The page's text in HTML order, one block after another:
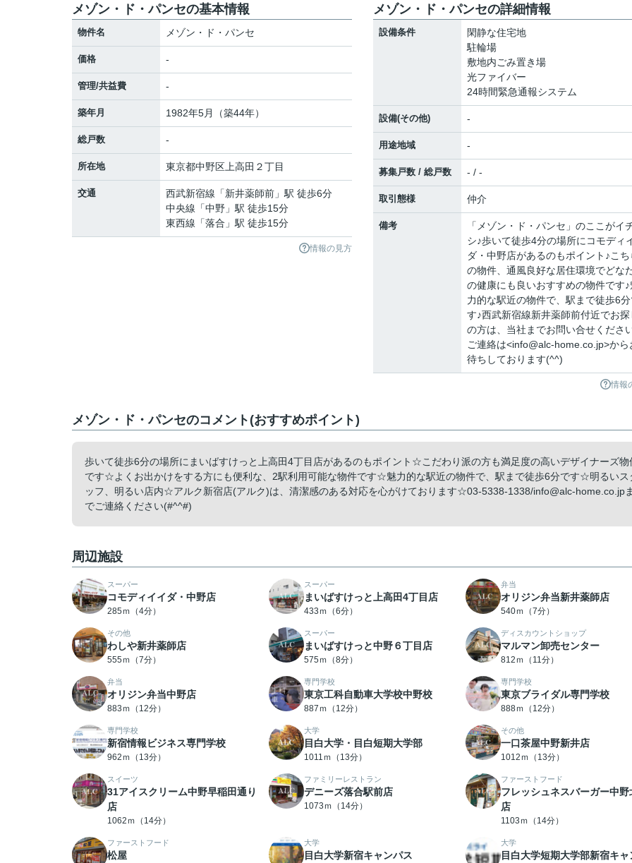
メゾン・ド・パンセの基本情報
物件名 メゾン・ド・パンセ
価格 -
管理/共益費 -
築年月 1982年5月（築44年）
総戸数 -
所在地 東京都中野区 上高田 ２丁目
交通 西武新宿線 「新井薬師前 」駅 徒歩6分
中央線 「中野 」駅 徒歩15分
東西線 「落合 」駅 徒歩15分
情報の見方
メゾン・ド・パンセの詳細情報
設備条件
閑静な住宅地
駐輪場
敷地内ごみ置き場
光ファイバー
24時間緊急通報システム
設備(その他) -
用途地域 -
募集戸数 / 総戸数 - / -
取引態様 仲介
備考
「メゾン・ド・パンセ」のここがイ
シ♪歩いて徒歩4分の場所にコモディ
ダ・中野店があるのもポイント♪こち
の物件、通風良好な居住環境でどな
の健康にも良いおすすめの物件です♪
力的な駅近の物件で、駅まで徒歩6
す♪西武新宿線新井薬師前付近でお探
の方は、当社までお問い合せくださ
ご連絡は<info@alc-home.co.jp>から
待ちしております(^^)
情報
メゾン・ド・パンセのコメント(おすすめポイント)
歩いて徒歩6分の場所にまいばすけっと上高田4丁目店があるのもポイント☆こだわり派の方も満足度の高いデザイナーズ物
です☆よくお出かけをする方にも便利な、2駅利用可能な物件です☆魅力的な駅近の物件で、駅まで徒歩6分です☆明るいス
ッフ、明るい店内☆アルク新宿店(アルク)は、清潔感のある対応を心がけております☆03-5338-1338/info@alc-home.co.jpま
でご連絡ください(#^^#)
周辺施設
スーパー
コモディイイダ・中野店
285ｍ（4分）
スーパー
まいばすけっと上高田4丁目店
433ｍ（6分）
弁当
オリジン弁当新井薬師店
540ｍ（7分）
その他
わしや新井薬師店
555ｍ（7分）
スーパー
まいばすけっと中野６丁目店
575ｍ（8分）
ディスカウントショップ
マルマン卸売センター
812ｍ（11分）
弁当
オリジン弁当中野店
883ｍ（12分）
専門学校
東京工科自動車大学校中野校
887ｍ（12分）
専門学校
東京ブライダル専門学校
888ｍ（12分）
専門学校
新宿情報ビジネス専門学校
962ｍ（13分）
大学
目白大学・目白短期大学部
1011ｍ（13分）
その他
一口茶屋中野新井店
1012ｍ（13分）
スイーツ
31アイスクリーム中野早稲田通り
店
1062ｍ（14分）
ファミリーレストラン
デニーズ落合駅前店
1073ｍ（14分）
ファーストフード
フレッシュネスバーガー中野
店
1103ｍ（14分）
ファーストフード
松屋
大学
目白大学新宿キャンパス
大学
目白大学短期大学部新宿キャ